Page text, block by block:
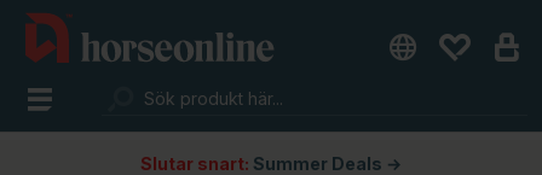
Slutar snart: Summer Deals →